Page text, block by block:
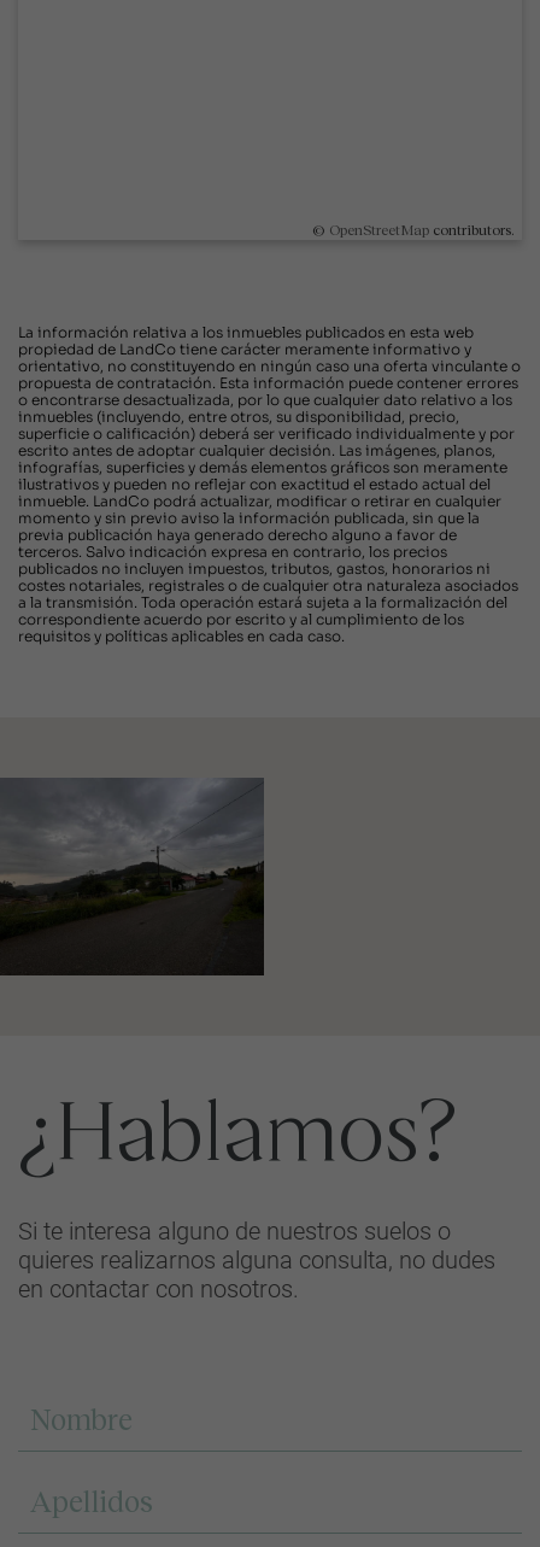
© OpenStreetMap contributors.
La información relativa a los inmuebles publicados en esta web
propiedad de LandCo tiene carácter meramente informativo y
orientativo, no constituyendo en ningún caso una oferta vinculante o
propuesta de contratación. Esta información puede contener errores
o encontrarse desactualizada, por lo que cualquier dato relativo a los
inmuebles (incluyendo, entre otros, su disponibilidad, precio,
superficie o calificación) deberá ser verificado individualmente y por
escrito antes de adoptar cualquier decisión. Las imágenes, planos,
infografías, superficies y demás elementos gráficos son meramente
ilustrativos y pueden no reflejar con exactitud el estado actual del
inmueble. LandCo podrá actualizar, modificar o retirar en cualquier
momento y sin previo aviso la información publicada, sin que la
previa publicación haya generado derecho alguno a favor de
terceros. Salvo indicación expresa en contrario, los precios
publicados no incluyen impuestos, tributos, gastos, honorarios ni
costes notariales, registrales o de cualquier otra naturaleza asociados
a la transmisión. Toda operación estará sujeta a la formalización del
correspondiente acuerdo por escrito y al cumplimiento de los
requisitos y políticas aplicables en cada caso.
¿Hablamos?
Si te interesa alguno de nuestros suelos o
quieres realizarnos alguna consulta, no dudes
en contactar con nosotros.